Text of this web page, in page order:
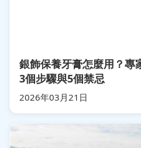
銀飾保養牙膏怎麼用？專
3個步驟與5個禁忌
2026年03月21日